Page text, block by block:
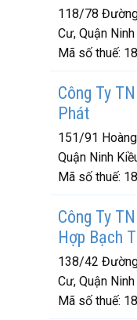
118/78
Cư, Quận
Mã số thuế:
Công Ty
Phát
151/91
Quận Ninh
Mã số thuế:
Công Ty
Hợp Bạch
138/42
Cư, Quận
Mã số thuế: